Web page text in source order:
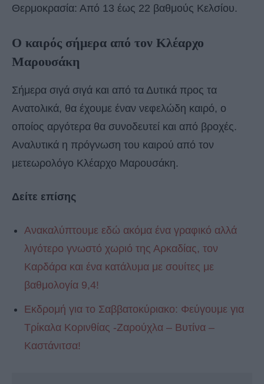
Θερμοκρασία: Από 13 έως 22 βαθμούς Κελσίου.
Ο καιρός σήμερα από τον Κλέαρχο
Μαρουσάκη
Σήμερα σιγά σιγά και από τα Δυτικά προς τα
Ανατολικά, θα έχουμε έναν νεφελώδη καιρό, ο
οποίος αργότερα θα συνοδευτεί και από βροχές.
Αναλυτικά η πρόγνωση του καιρού από τον
μετεωρολόγο Κλέαρχο Μαρουσάκη.
Δείτε επίσης
Ανακαλύπτουμε εδώ ακόμα ένα γραφικό αλλά
λιγότερο γνωστό χωριό της Αρκαδίας, τον
Καρδάρα και ένα κατάλυμα με σουίτες με
βαθμολογία 9,4!
Εκδρομή για το Σαββατοκύριακο: Φεύγουμε για
Tρίκαλα Κορινθίας -Ζαρούχλα – Βυτίνα –
Kαστάνιτσα!